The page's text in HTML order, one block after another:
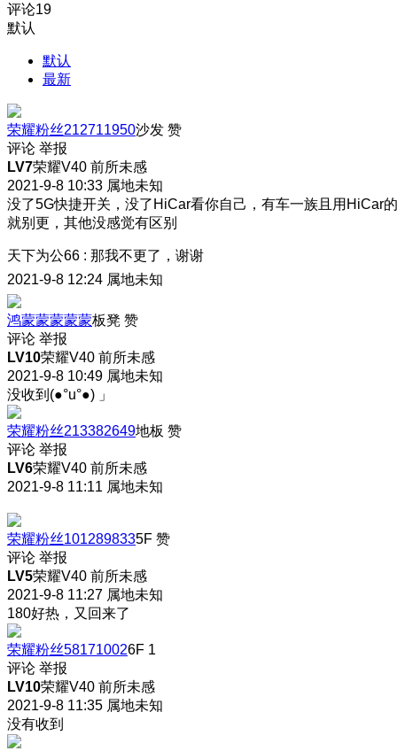
评论19
默认
默认
最新
荣耀粉丝212711950沙发 赞
评论 举报
LV7荣耀V40 前所未感
2021-9-8 10:33 属地未知
没了5G快捷开关，没了HiCar看你自己，有车一族且用HiCar的
就别更，其他没感觉有区别
天下为公66 : 那我不更了，谢谢
2021-9-8 12:24 属地未知
鸿蒙蒙蒙蒙蒙板凳 赞
评论 举报
LV10荣耀V40 前所未感
2021-9-8 10:49 属地未知
没收到(●°u°●)​ 」
荣耀粉丝213382649地板 赞
评论 举报
LV6荣耀V40 前所未感
2021-9-8 11:11 属地未知
荣耀粉丝1012898335F 赞
评论 举报
LV5荣耀V40 前所未感
2021-9-8 11:27 属地未知
180好热，又回来了
荣耀粉丝581710026F 1
评论 举报
LV10荣耀V40 前所未感
2021-9-8 11:35 属地未知
没有收到